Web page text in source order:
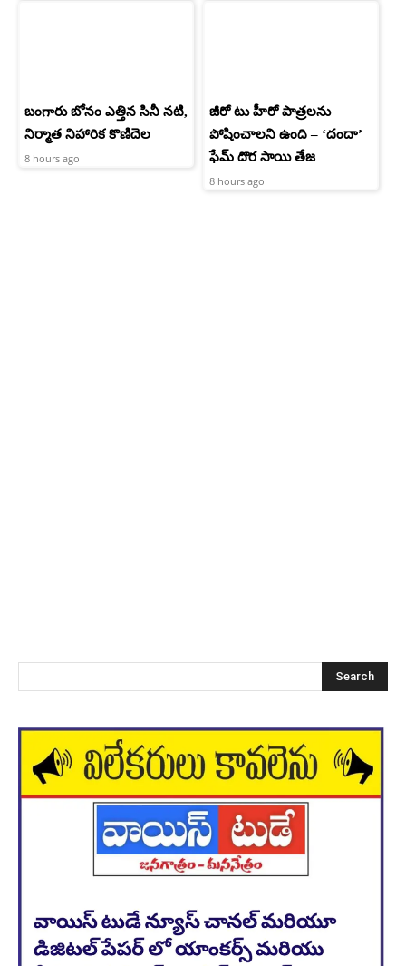
బంగారు బోనం ఎత్తిన సినీ నటి,
నిర్మాత నిహారిక కొణిదెల
8 hours ago
జీరో టు హీరో పాత్రలను
పోషించాలని ఉంది – ‘దందా’
ఫేమ్ దొర సాయి తేజ
8 hours ago
Search